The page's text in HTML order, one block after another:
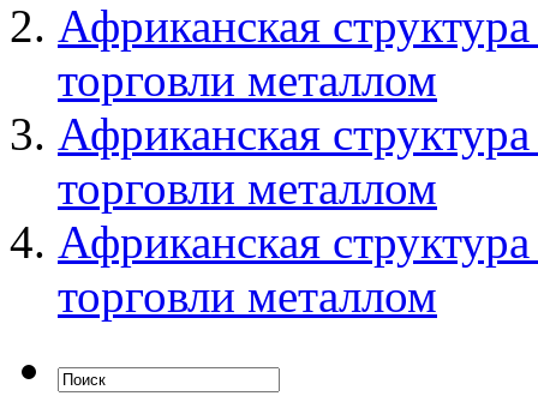
Африканская
торговли металлом
Африканская
торговли металлом
Африканская
торговли металлом